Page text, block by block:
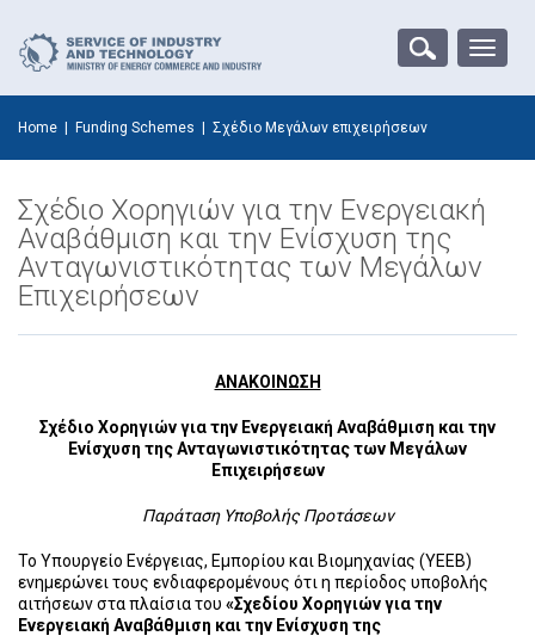
Toggle
Home Funding Schemes Σχέδιο Μεγάλων επιχειρήσεων
Σχέδιο Χορηγιών για την Ενεργειακή
Αναβάθμιση και την Ενίσχυση της
Ανταγωνιστικότητας των Μεγάλων
Επιχειρήσεων
ΑΝΑΚΟΙΝΩΣΗ
Σχέδιο Χορηγιών για την Ενεργειακή Αναβάθμιση και την
Ενίσχυση της Ανταγωνιστικότητας των Μεγάλων
Επιχειρήσεων
Παράταση Υποβολής Προτάσεων
Το Υπουργείο Ενέργειας, Εμπορίου και Βιομηχανίας (ΥΕΕΒ)
ενημερώνει τους ενδιαφερομένους ότι η περίοδος υποβολής
αιτήσεων στα πλαίσια του «Σχεδίου Χορηγιών για την
Ενεργειακή Αναβάθμιση και την Ενίσχυση της